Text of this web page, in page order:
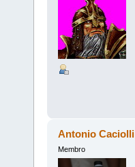
Antonio Caciolli
Membro